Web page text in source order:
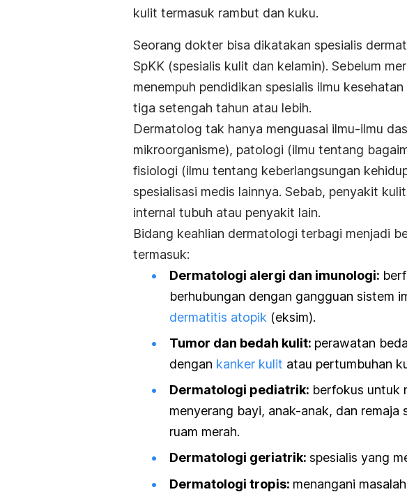
kulit termasuk rambut dan kuku.
Seorang dokter bisa dikatakan spesialis
SpKK (spesialis kulit dan kelamin). Sebelum
menempuh pendidikan spesialis ilmu
tiga setengah tahun atau lebih.
Dermatolog tak hanya menguasai ilmu-ilmu
mikroorganisme), patologi (ilmu tentang
fisiologi (ilmu tentang keberlangsungan
spesialisasi medis lainnya. Sebab, penyakit
internal tubuh atau penyakit lain.
Bidang keahlian dermatologi terbagi menjadi
termasuk:
Dermatologi alergi dan imunologi:
berhubungan dengan gangguan sistem
dermatitis atopik (eksim).
Tumor dan bedah kulit: perawatan
dengan kanker kulit atau pertumbuhan
Dermatologi pediatrik: berfokus untuk
menyerang bayi, anak-anak, dan
ruam merah.
Dermatologi geriatrik: spesialis yang
Dermatologi tropis: menangani